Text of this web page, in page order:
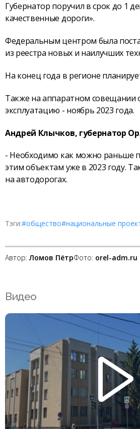
Губернатор поручил в срок до 1
качественные дороги».
Федеральным центром была
из реестра новых и наилучших
На конец года в регионе
Также на аппаратном совещании
эксплуатацию - ноябрь 2023 года.
Андрей Клычков, губернатор
- Необходимо как можно раньше
этим объектам уже в 2023 году.
на автодорогах.
Тэги:#общество#национальные
Автор: Ломов ПётрФото: orel-adm.ru
Видео